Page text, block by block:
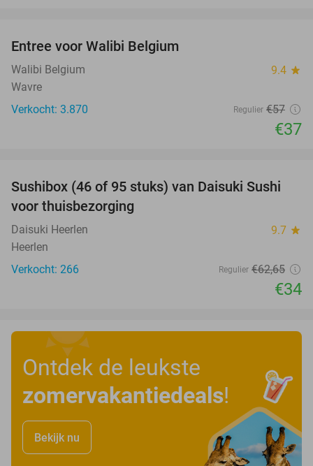
Entree voor Walibi Belgium
Walibi Belgium 9.4 star
Wavre
Verkocht: 3.870
Regulier €57
€37
46%
Sushibox (46 of 95 stuks) van Daisuki Sushi
voor thuisbezorging
Daisuki Heerlen 9.7 star
Heerlen
Verkocht: 266
Regulier €62,65
€34
Ontdek de leukste
zomervakantiedeals!
Bekijk nu